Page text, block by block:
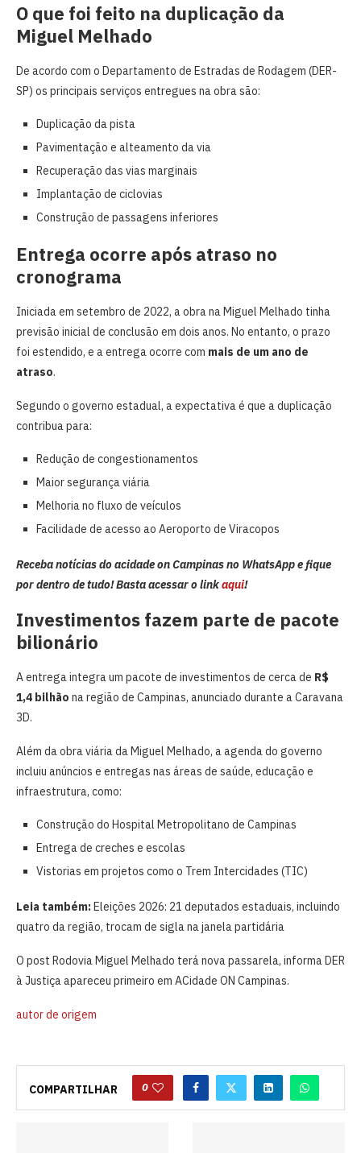
O que foi feito na duplicação da
Miguel Melhado
De acordo com o Departamento de Estradas de Rodagem (DER-
SP) os principais serviços entregues na obra são:
Duplicação da pista
Pavimentação e alteamento da via
Recuperação das vias marginais
Implantação de ciclovias
Construção de passagens inferiores
Entrega ocorre após atraso no
cronograma
Iniciada em setembro de 2022, a obra na Miguel Melhado tinha
previsão inicial de conclusão em dois anos. No entanto, o prazo
foi estendido, e a entrega ocorre com mais de um ano de
atraso.
Segundo o governo estadual, a expectativa é que a duplicação
contribua para:
Redução de congestionamentos
Maior segurança viária
Melhoria no fluxo de veículos
Facilidade de acesso ao Aeroporto de Viracopos
Receba notícias do acidade on Campinas no WhatsApp e fique
por dentro de tudo! Basta acessar o linkaqui!
Investimentos fazem parte de pacote
bilionário
A entrega integra um pacote de investimentos de cerca de R$
1,4 bilhão na região de Campinas, anunciado durante a Caravana
3D.
Além da obra viária da Miguel Melhado, a agenda do governo
incluiu anúncios e entregas nas áreas de saúde, educação e
infraestrutura, como:
Construção do Hospital Metropolitano de Campinas
Entrega de creches e escolas
Vistorias em projetos como o Trem Intercidades (TIC)
Leia também:Eleições 2026: 21 deputados estaduais, incluindo
quatro da região, trocam de sigla na janela partidária
O post Rodovia Miguel Melhado terá nova passarela, informa DER
à Justiça apareceu primeiro em ACidade ON Campinas.
autor de origem
COMPARTILHAR 0